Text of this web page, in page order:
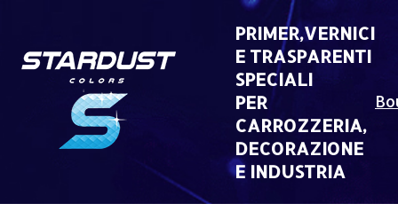
PRIMER,VERNICI
E TRASPARENTI
SPECIALI
PER
CARROZZERIA,
DECORAZIONE
E INDUSTRIA